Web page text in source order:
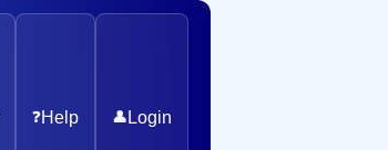
❓Help 👤 Login